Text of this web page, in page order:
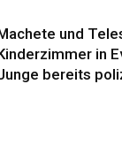
und
in
bereits